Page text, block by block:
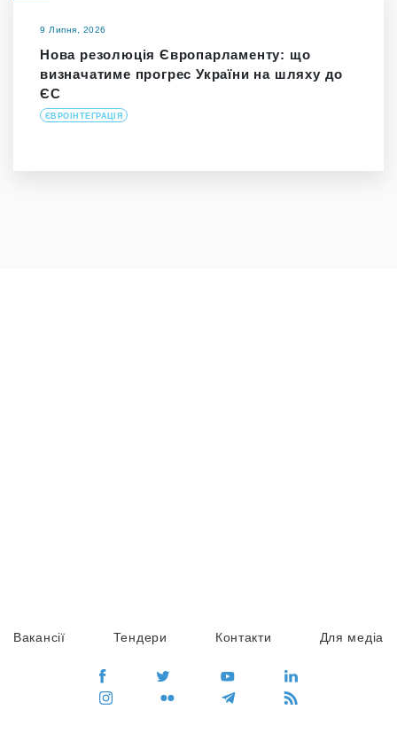
9 Липня, 2026
Нова резолюція Європарламенту: що
визначатиме прогрес України на шляху до
ЄС
ЄВРОІНТЕГРАЦІЯ
Вакансії Тендери Контакти Для медіа